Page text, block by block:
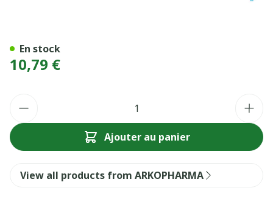
10,79 €
Ajouter au panier
En stock
View all products from ARKOPHARMA